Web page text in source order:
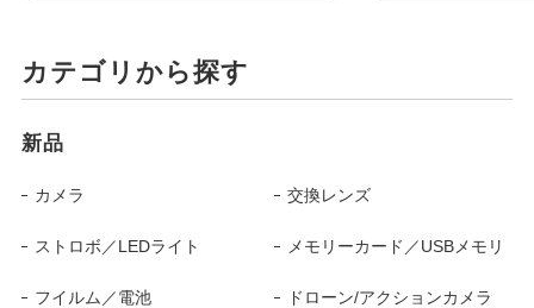
カテゴリから探す
新品
カメラ 交換レンズ
ストロボ／LEDライト メモリーカード／USBメモリ
フイルム／電池 ドローン/アクションカメラ